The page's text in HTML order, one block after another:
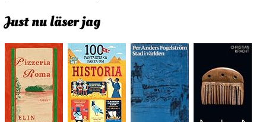
Just nu läser jag